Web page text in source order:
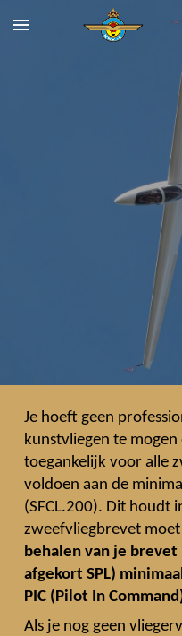
Skip to main content
Je hoeft geen
kunstvliegen te
toegankelijk voor alle
voldoen aan de
(SFCL.200). Dit houdt
zweefvliegbrevet
behalen van je brevet
afgekort SPL)
PIC (Pilot In
Als je nog geen